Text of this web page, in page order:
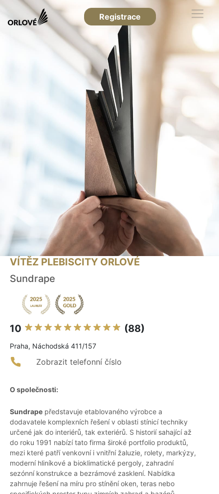
Registrace
VÍTĚZ PLEBISCITY ORLOVÉ
Sundrape
10 (88)
Praha, Náchodská 411/157
Zobrazit telefonní číslo
O společnosti:
Sundrape představuje etablovaného výrobce a
dodavatele komplexních řešení v oblasti stínicí techniky
určené jak do interiérů, tak exteriérů. S historií sahající až
do roku 1991 nabízí tato firma široké portfolio produktů,
mezi které patří venkovní i vnitřní žaluzie, rolety, markýzy,
moderní hliníkové a bioklimatické pergoly, zahradní
sezónní konstrukce a bezrámové zasklení. Nabídka
zahrnuje řešení na míru pro stínění oken, teras nebo